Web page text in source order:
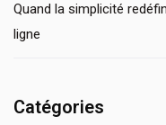
Quand la simplicité
ligne
Catégories